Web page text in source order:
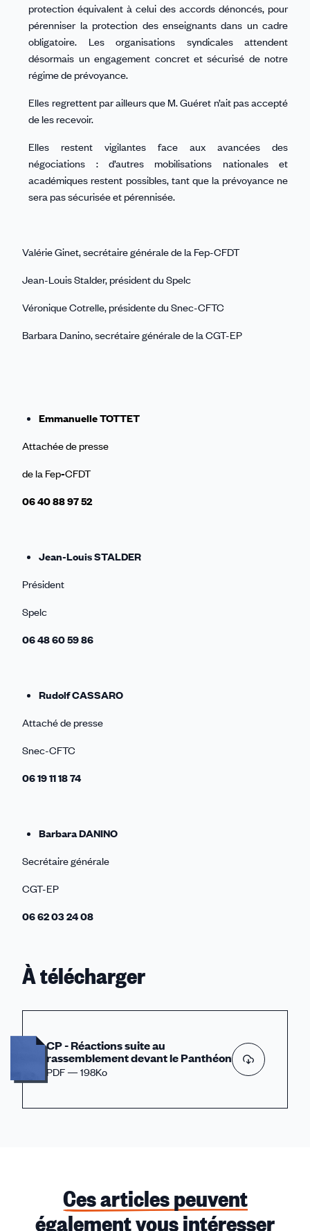
protection équivalent à celui des accords dénoncés, pour
pérenniser la protection des enseignants dans un cadre
obligatoire.
Les organisations syndicales attendent
désormais un engagement concret et sécurisé de notre
régime de prévoyance.
Elles regrettent par ailleurs que M. Guéret n’ait pas accepté
de les recevoir.
Elles restent vigilantes face aux avancées des
négociations : d’autres mobilisations nationales et
académiques restent possibles, tant que la prévoyance ne
sera pas sécurisée et pérennisée.
Valérie Ginet, secrétaire générale de la Fep-CFDT
Jean-Louis Stalder, président du Spelc
Véronique Cotrelle, présidente du Snec-CFTC
Barbara Danino, secrétaire générale de la CGT-EP
Emmanuelle TOTTET
Attachée de presse
de la Fep-CFDT
06 40 88 97 52
Jean-Louis STALDER
Président
Spelc
06 48 60 59 86
Rudolf CASSARO
Attaché de presse
Snec-CFTC
06 19 11 18 74
Barbara DANINO
Secrétaire générale
CGT-EP
06 62 03 24 08
À télécharger
CP - Réactions suite au
rassemblement devant le Panthéon
PDF — 198Ko
Ces articles peuvent
également vous intéresser